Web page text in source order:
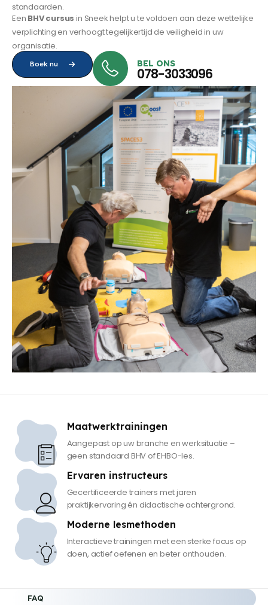
standaarden.
Een BHV cursus in Sneek helpt u te voldoen aan deze wettelijke
verplichting en verhoogt tegelijkertijd de veiligheid in uw
organisatie.
Boek nu BEL ONS
078-3033096
Maatwerktrainingen
Aangepast op uw branche en werksituatie –
geen standaard BHV of EHBO-les.
Ervaren instructeurs
Gecertificeerde trainers met jaren
praktijkervaring én didactische achtergrond.
Moderne lesmethoden
Interactieve trainingen met een sterke focus op
doen, actief oefenen en beter onthouden.
FAQ